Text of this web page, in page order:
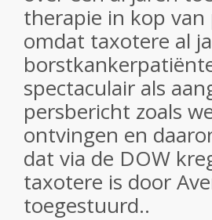
therapie in kop
omdat taxotere al
spectaculair als
persbericht zoals
ontvingen en
dat via de DOW
taxotere is door
toegestuurd..